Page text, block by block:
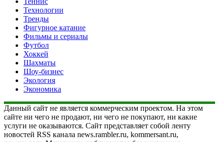
Технологии
Тренды
Фигурное катание
Фильмы и сериалы
Футбол
Хоккей
Шахматы
Шоу-бизнес
Экология
Экономика
Данный сайт не является коммерческим проектом. На этом
сайте ни чего не продают, ни чего не покупают, ни какие
услуги не оказываются. Сайт представляет собой ленту
новостей RSS канала news.rambler.ru, kommersant.ru,